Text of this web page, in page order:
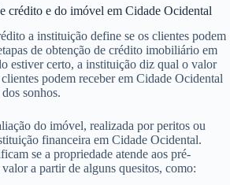
crédito e do imóvel em Cidade Ocidental
a instituição define se os clientes podem
de obtenção de crédito imobiliário em
estiver certo, a instituição diz qual o valor
podem receber em Cidade Ocidental
sonhos.
do imóvel, realizada por peritos ou
financeira em Cidade Ocidental.
se a propriedade atende aos pré-
a partir de alguns quesitos, como: